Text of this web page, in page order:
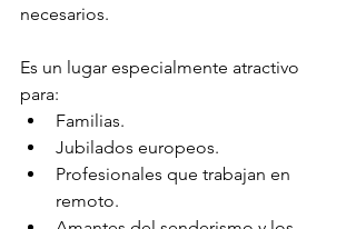
necesarios.
Es un lugar especialmente atractivo
para:
Familias.
Jubilados europeos.
Profesionales que trabajan en
remoto.